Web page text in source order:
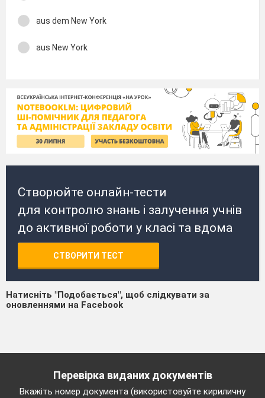
aus dem New York
aus New York
Створюйте онлайн-тести
для контролю знань і залучення учнів
до активної роботи у класі та вдома
СТВОРИТИ ТЕСТ
Натисніть "Подобається", щоб слідкувати за
оновленнями на Facebook
Перевірка виданих документів
Вкажіть номер документа (використовуйте кириличну